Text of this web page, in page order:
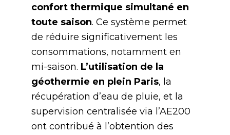
confort thermique simultané en
toute saison. Ce système permet
de réduire significativement les
consommations, notamment en
mi-saison. L’utilisation de la
géothermie en plein Paris, la
récupération d’eau de pluie, et la
supervision centralisée via l’AE200
ont contribué à l’obtention des